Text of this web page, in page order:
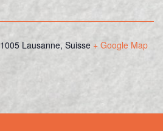
1005 Lausanne, Suisse + Google Map